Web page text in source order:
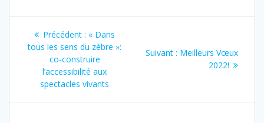
Navigation
de
l’article
Précédent : Article
précédent
:
« Dans
tous les sens du zèbre »:
co-construire
l’accessibilité aux
spectacles vivants
Suivant : Article
Meilleurs Vœux
2022!